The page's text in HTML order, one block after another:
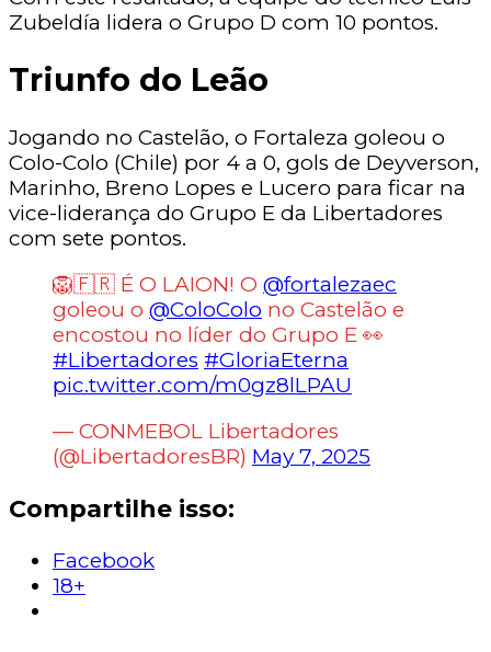
Zubeldía lidera o Grupo D com 10 pontos.
Triunfo do Leão
Jogando no Castelão, o Fortaleza goleou o
Colo-Colo (Chile) por 4 a 0, gols de Deyverson,
Marinho, Breno Lopes e Lucero para ficar na
vice-liderança do Grupo E da Libertadores
com sete pontos.
🦁🇫🇷 É O LAION! O @fortalezaec
goleou o @ColoColo no Castelão e
encostou no líder do Grupo E 👀
#Libertadores #GloriaEterna
pic.twitter.com/m0gz8lLPAU
— CONMEBOL Libertadores
(@LibertadoresBR) May 7, 2025
Compartilhe isso:
Facebook
18+